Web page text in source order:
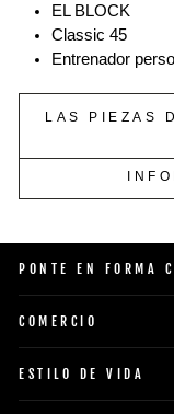
EL BLOCK
Classic 45
Entrenador
LAS PIEZAS
PONTE EN FORMA
COMERCIO
ESTILO DE VIDA